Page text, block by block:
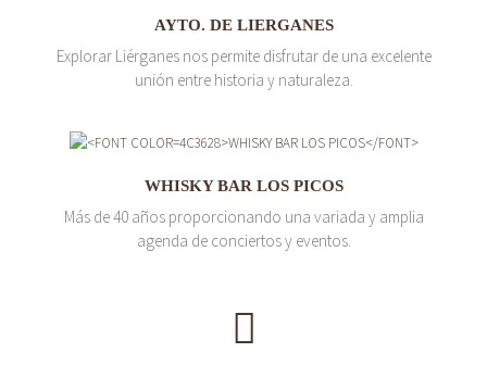
AYTO. DE LIERGANES
Explorar Liérganes nos permite disfrutar de una excelente
unión entre historia y naturaleza.
WHISKY BAR LOS PICOS
Más de 40 años proporcionando una variada y amplia
agenda de conciertos y eventos.